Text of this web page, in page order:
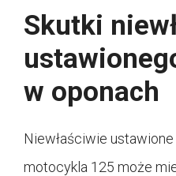
Skutki
w oponach
Niewłaściwie
motocykla 125 może